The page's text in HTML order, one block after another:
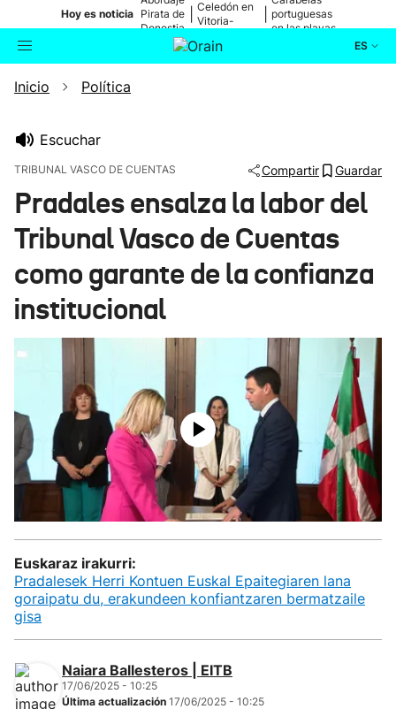
Hoy es noticia Pirata de
Donostia
Celedón en
Vitoria-
portuguesas
en las playas
ES
Buscador
Ikusmiran
Eguraldia
Inicio Política
Escuchar
TRIBUNAL VASCO DE CUENTAS Compartir Guardar
Pradales ensalza la labor del
Tribunal Vasco de Cuentas
como garante de la confianza
institucional
Euskaraz irakurri:
Pradalesek Herri Kontuen Euskal Epaitegiaren lana
goraipatu du, erakundeen konfiantzaren bermatzaile
gisa
Naiara Ballesteros | EITB
17/06/2025 - 10:25
Última actualización 17/06/2025 - 10:25